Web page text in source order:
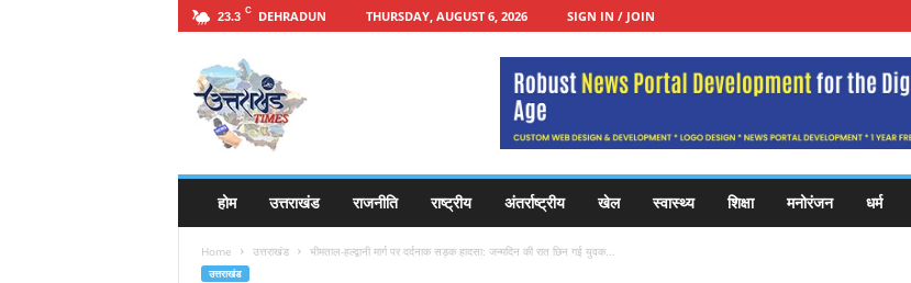
23.3 C DEHRADUN THURSDAY, AUGUST 6, 2026 SIGN IN / JOIN
होम उत्तराखंड राजनीति राष्ट्रीय अंतर्राष्ट्रीय खेल स्वास्थ्य शिक्षा मनोरंजन धर्म
Home उत्तराखंड भीमताल-हल्द्वानी मार्ग पर दर्दनाक सड़क हादसा: जन्मदिन की रात छिन गई युवक...
उत्तराखंड